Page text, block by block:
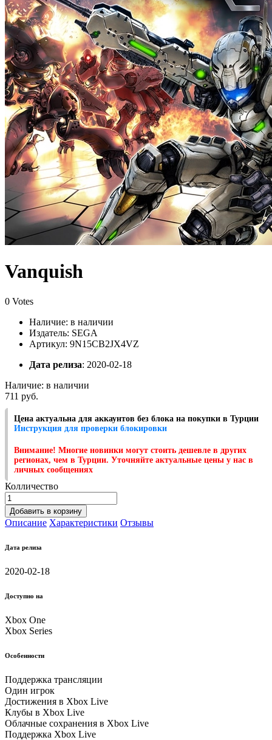
Vanquish
0 Votes
Наличие: в наличии
Издатель: SEGA
Артикул: 9N15CB2JX4VZ
Дата релиза: 2020-02-18
Наличие: в наличии
711 руб.
Цена актуальна для аккаунтов без блока на покупки в Турции
Инструкция для проверки блокировки
Внимание! Многие новинки могут стоить дешевле в других
регионах, чем в Турции. Уточняйте актуальные цены у нас в
личных сообщениях
Колличество
Добавить в корзину
Описание Характеристики Отзывы
Дата релиза
2020-02-18
Доступно на
Xbox One
Xbox Series
Особенности
Поддержка трансляции
Один игрок
Достижения в Xbox Live
Клубы в Xbox Live
Облачные соxранения в Xbox Live
Поддержка Xbox Live